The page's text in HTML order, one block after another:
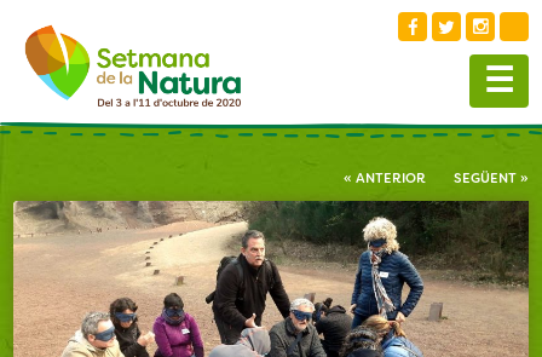
☰
« ANTERIOR SEGÜENT »